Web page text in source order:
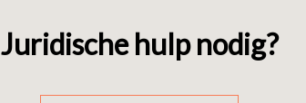
Juridische hulp nodig?